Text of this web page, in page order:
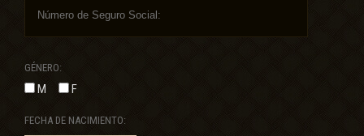
GÉNERO:
M F
FECHA DE NACIMIENTO: